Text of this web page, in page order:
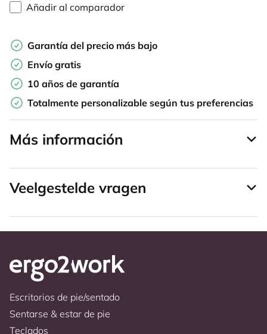
Añadir al comparador
Garantía del precio más bajo
Envío gratis
10 años de garantía
Totalmente personalizable según tus preferencias
Más información
Veelgestelde vragen
Escritorios de pie/sentado
Sentarse & estar de pie
Teclados